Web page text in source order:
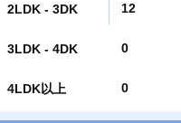
2LDK - 3DK 12
3LDK - 4DK 0
4LDK以上 0